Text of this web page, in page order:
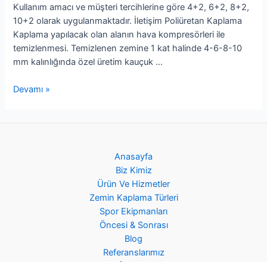
Kullanım amacı ve müşteri tercihlerine göre 4+2, 6+2, 8+2,
10+2 olarak uygulanmaktadır. İletişim Poliüretan Kaplama
Kaplama yapılacak olan alanın hava kompresörleri ile
temizlenmesi. Temizlenen zemine 1 kat halinde 4-6-8-10
mm kalınlığında özel üretim kauçuk …
Devamı »
Anasayfa
Biz Kimiz
Ürün Ve Hizmetler
Zemin Kaplama Türleri
Spor Ekipmanları
Öncesi & Sonrası
Blog
Referanslarımız